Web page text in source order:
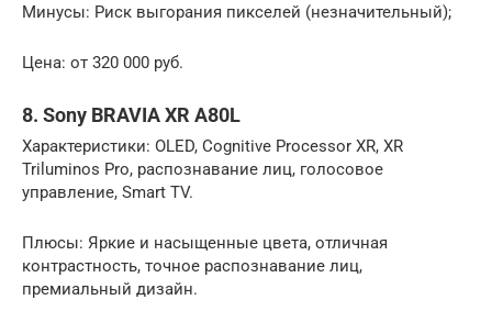
Минусы: Риск выгорания пикселей (незначительный);
Цена: от 320 000 руб.
8. Sony BRAVIA XR A80L
Характеристики: OLED, Cognitive Processor XR, XR
Triluminos Pro, распознавание лиц, голосовое
управление, Smart TV.
Плюсы: Яркие и насыщенные цвета, отличная
контрастность, точное распознавание лиц,
премиальный дизайн.